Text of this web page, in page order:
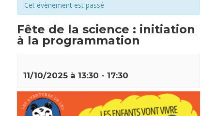
Cet évènement est passé
Fête de la science : initiation
à la programmation
11/10/2025 à 13:30 - 17:30